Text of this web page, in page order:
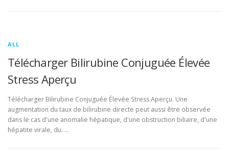
ALL
Télécharger Bilirubine Conjuguée Élevée
Stress Aperçu
Télécharger Bilirubine Conjuguée Élevée Stress Aperçu. Une
augmentation du taux de bilirubine directe peut aussi être observée
dans le cas d'une anomalie hépatique, d'une obstruction biliaire, d'une
hépatite virale, du. …